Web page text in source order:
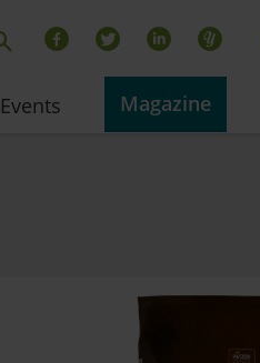
Events Magazine